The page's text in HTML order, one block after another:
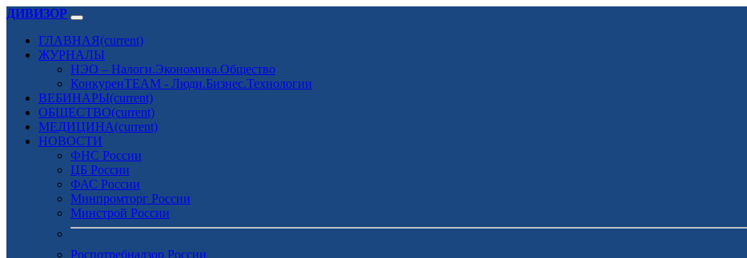
ДИВИЗОР
ГЛАВНАЯ(current)
ЖУРНАЛЫ
НЭО – Налоги.Экономика.Общество
КонкуренTEAM - Люди.Бизнес.Технологии
ВЕБИНАРЫ(current)
ОБЩЕСТВО(current)
МЕДИЦИНА(current)
НОВОСТИ
ФНС России
ЦБ России
ФАС России
Минпромторг России
Минстрой России
Роспотребнадзор России